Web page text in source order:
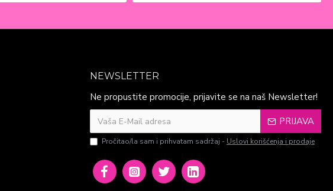
NEWSLETTER
Ne propustite promocije, prijavite se na naš Newsletter!
PRIJAVA
Pročitao/la sam i prihvatam sadržaj - Uslovi korišćenja i prodaje